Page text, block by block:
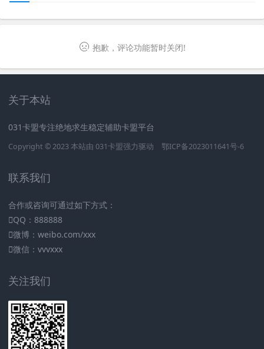
抱歉，评论功能暂时关闭!
关于本站
031卡盟专注绝地求生稳定辅助卡盟平台
Copyright © 2023 本站由 031卡盟强力驱动 鄂ICP备2023011641号-6
联系我们
合作或咨询可通过如下方式：
QQ：888888
微博：weibo.com/xxx
微信：vvvxxx
关注我们